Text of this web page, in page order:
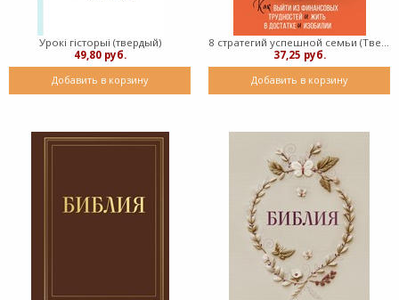
Урокі гісторыі (твердый)
49,80 руб.
Добавить в корзину
8 стратегий успешной семьи (Твердый)
37,25 руб.
Добавить в корзину